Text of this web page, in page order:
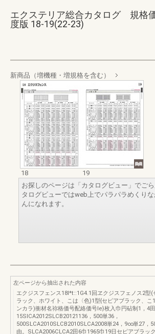
エクステリア総合カタログ 規格
度版 18-19(22-23)
新商品（増機種・増規格を含む）
18
19
お探しのページは「カタログビュー」でご
タログビューではweb上でパラパラめくり
んになれます。
左ページから抽出された内容
エクジスフェンス18I*t::1G4.1回ヱクジスフェノス2型(
ラック、ホワイト、こは〈色)1型{セピアブラック、こ
ンカラ)衝材名祢格価号配絡価号Ie}枚入巾円砧制1，4
15SlCA2012SLCB20121136，500単36，
500SLCA2010SLCB2010SLCA2008単24，9∞単27，
由。SLCA2006CLCA2田6巾1965巾19日セピアブラッ